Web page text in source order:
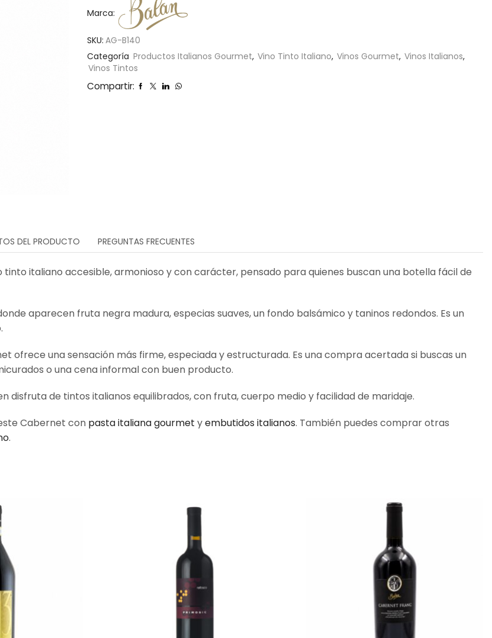
Marca:
SKU: AG-B140
Categoría Productos Italianos Gourmet, Vino Tinto Italiano, Vinos Gourmet, Vinos Italianos,
Vinos Tintos
Compartir:
DEL PRODUCTO PREGUNTAS FRECUENTES
tinto italiano accesible, armonioso y con carácter, pensado para quienes buscan una botella fácil de
aparecen fruta negra madura, especias suaves, un fondo balsámico y taninos redondos. Es un
ofrece una sensación más firme, especiada y estructurada. Es una compra acertada si buscas un
o una cena informal con buen producto.
disfruta de tintos italianos equilibrados, con fruta, cuerpo medio y facilidad de maridaje.
Cabernet con pasta italiana gourmet yembutidos italianos. También puedes comprar otras
.